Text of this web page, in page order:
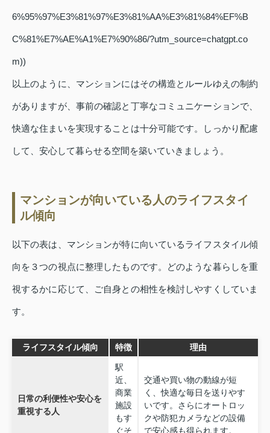
6%95%97%E3%81%97%E3%81%AA%E3%81%84%EF%B
C%81%E7%AE%A1%E7%90%86/?utm_source=chatgpt.co
m))
以上のように、マンションにはその構造とルールゆえの制約
がありますが、事前の確認と丁寧なコミュニケーションで、
快適な住まいを実現することは十分可能です。しっかり配慮
して、安心して暮らせる空間を築いていきましょう。
マンションが向いている人のライフスタイ
ル傾向
以下の表は、マンションが特に向いているライフスタイル傾
向を３つの視点に整理したものです。どのような暮らしを重
視するかに応じて、ご自身との相性を検討しやすくしていま
す。
ライフスタイル傾向 特徴 理由
日常の利便性や安心を
重視する人
駅
近、
商業
施設
もす
ぐそ
交通や買い物の動線が短
く、快適な毎日を送りやす
いです。さらにオートロッ
クや防犯カメラなどの設備
で安心感も得られます。